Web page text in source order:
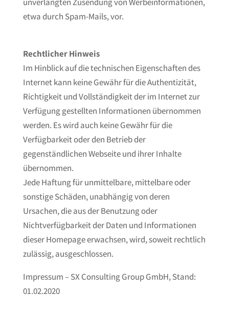
etwa durch Spam-Mails, vor.
Rechtlicher Hinweis
Im Hinblick auf die technischen Eigenschaften des
Internet kann keine Gewähr für die Authentizität,
Richtigkeit und Vollständigkeit der im Internet zur
Verfügung gestellten Informationen übernommen
werden. Es wird auch keine Gewähr für die
Verfügbarkeit oder den Betrieb der
gegenständlichen Webseite und ihrer Inhalte
übernommen.
Jede Haftung für unmittelbare, mittelbare oder
sonstige Schäden, unabhängig von deren
Ursachen, die aus der Benutzung oder
Nichtverfügbarkeit der Daten und Informationen
dieser Homepage erwachsen, wird, soweit rechtlich
zulässig, ausgeschlossen.
Impressum – SX Consulting Group GmbH, Stand:
01.02.2020